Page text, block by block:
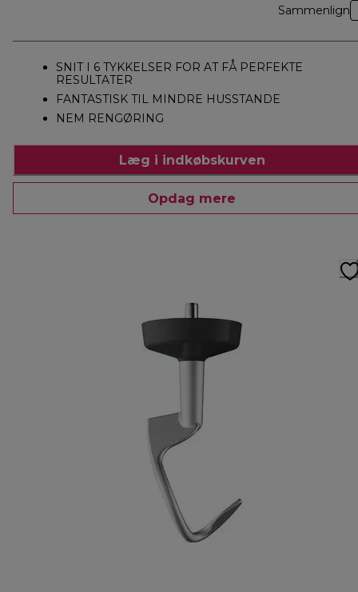
Sammenlign
SNIT I 6 TYKKELSER FOR AT FÅ PERFEKTE
RESULTATER
FANTASTISK TIL MINDRE HUSSTANDE
NEM RENGØRING
Læg i indkøbskurven
Opdag mere